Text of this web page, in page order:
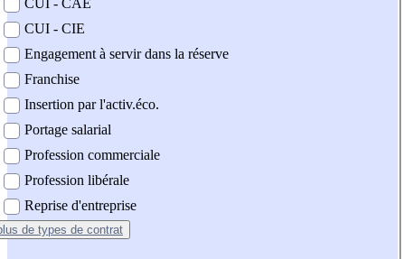
CUI - CAE
CUI - CIE
Engagement à servir dans la réserve
Franchise
Insertion par l'activ.éco.
Portage salarial
Profession commerciale
Profession libérale
Reprise d'entreprise
de types de contrat